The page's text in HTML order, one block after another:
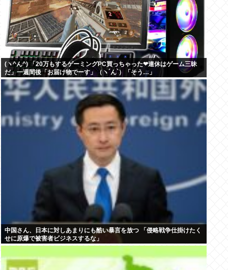
(ヽ^ん^) 「20万もするゲーミングPC買っちゃった❤連休はゲーム三昧
だ」一週間後「お届け物でーす」（ヽ´ん`）「そう…」
中国さん、日本に対しあまりにも酷い暴言を放つ 「侵略戦争仕掛けたく
せに原爆で被害者ビジネスするな」